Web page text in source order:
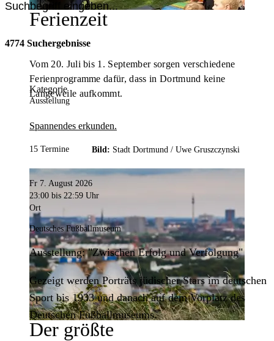
Ferienzeit
Vom 20. Juli bis 1. September sorgen verschiedene
Ferienprogramme dafür, dass in Dortmund keine
Langeweile aufkommt.
Spannendes erkunden.
Bild: Stadt Dortmund / Uwe Gruszczynski
Der größte
4774 Suchergebnisse
Kategorie
Ausstellung
15 Termine
Fr 7. August 2026
23:00 bis 22:59 Uhr
Ort
Deutsches Fußballmuseum
Ausstellung: "Zwischen Erfolg und Verfolgung"
Gezeigt werden Porträts jüdischer Stars im deutschen
Sport bis 1933 und danach auf dem Vorplatz des
Deutschen Fußballmuseums.